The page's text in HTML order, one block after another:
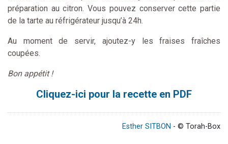
préparation au citron. Vous pouvez conserver cette partie
de la tarte au réfrigérateur jusqu’à 24h.
Au moment de servir, ajoutez-y les fraises fraîches
coupées.
Bon appétit !
Cliquez-ici pour la recette en PDF
Esther SITBON - © Torah-Box